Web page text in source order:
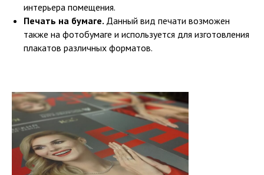
интерьера помещения.
Печать на бумаге. Данный вид печати возможен
также на фотобумаге и используется для изготовления
плакатов различных форматов.